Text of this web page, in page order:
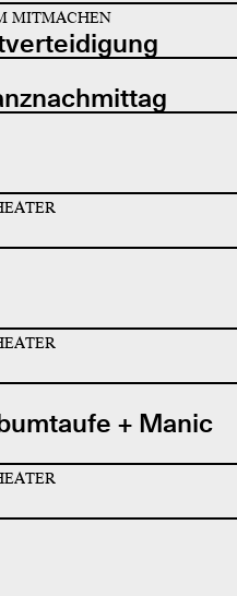
MITMACHEN
+ Manic